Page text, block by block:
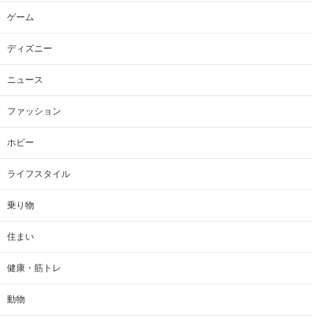
ゲーム
ディズニー
ニュース
ファッション
ホビー
ライフスタイル
乗り物
住まい
健康・筋トレ
動物